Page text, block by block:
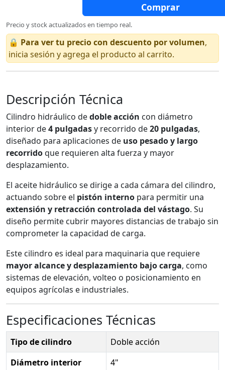
Comprar
Precio y stock actualizados en tiempo real.
🔒 Para ver tu precio con descuento por volumen,
inicia sesión y agrega el producto al carrito.
Descripción Técnica
Cilindro hidráulico dedoble acción con diámetro
interior de4 pulgadasy recorrido de20 pulgadas,
diseñado para aplicaciones de uso pesado y largo
recorridoque requieren alta fuerza y mayor
desplazamiento.
El aceite hidráulico se dirige a cada cámara del cilindro,
actuando sobre el pistón interno para permitir una
extensión y retracción controlada del vástago. Su
diseño permite cubrir mayores distancias de trabajo sin
comprometer la capacidad de carga.
Este cilindro es ideal para maquinaria que requiere
mayor alcance y desplazamiento bajo carga, como
sistemas de elevación, volteo o posicionamiento en
equipos agrícolas e industriales.
Especificaciones Técnicas
Tipo de cilindro
Doble acción
Diámetro interior
4"